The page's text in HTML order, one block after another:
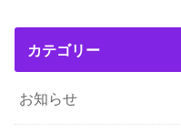
カテゴリー
お知らせ